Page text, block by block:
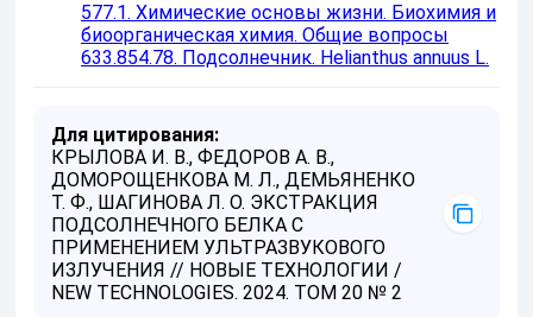
577.1. Химические основы жизни. Биохимия и
биоорганическая химия. Общие вопросы
633.854.78. Подсолнечник. Helianthus annuus L.
Для цитирования:
КРЫЛОВА И. В., ФЕДОРОВ А. В.,
ДОМОРОЩЕНКОВА М. Л., ДЕМЬЯНЕНКО
Т. Ф., ШАГИНОВА Л. О. ЭКСТРАКЦИЯ
ПОДСОЛНЕЧНОГО БЕЛКА С
ПРИМЕНЕНИЕМ УЛЬТРАЗВУКОВОГО
ИЗЛУЧЕНИЯ // НОВЫЕ ТЕХНОЛОГИИ /
NEW TECHNOLOGIES. 2024. ТОМ 20 № 2